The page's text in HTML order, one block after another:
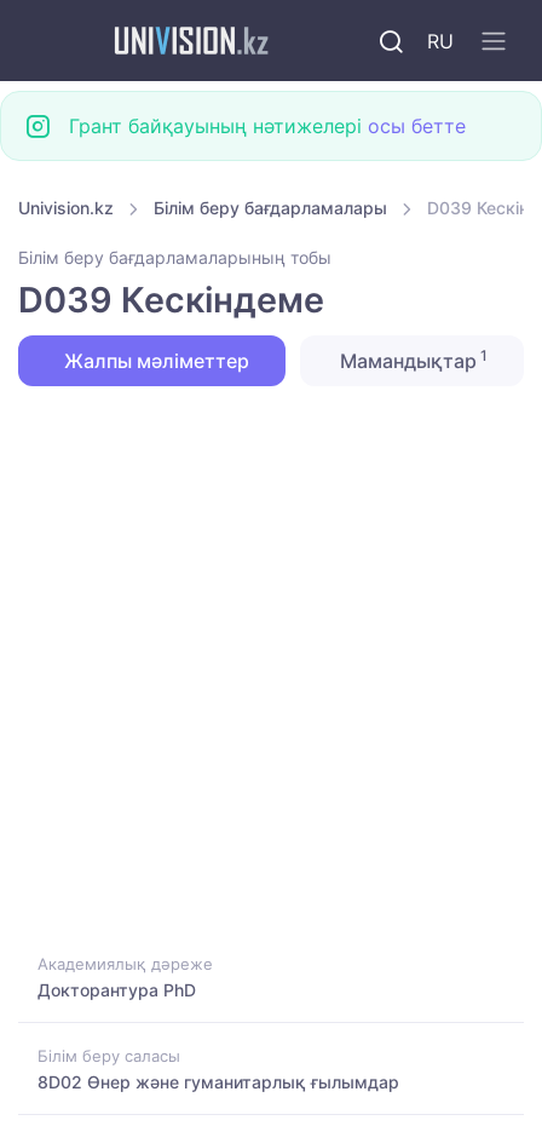
RU
Грант байқауының нәтижелері осы бетте
Univision.kz Білім беру бағдарламалары D039
Білім беру бағдарламаларының тобы
D039 Кескіндеме
Жалпы мәліметтер Мамандықтар 1
Академиялық дәреже
Докторантура PhD
Білім беру саласы
8D02 Өнер және гуманитарлық ғылымдар